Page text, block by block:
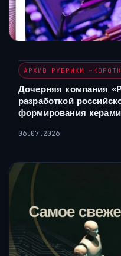
АРХИВ РУБРИКИ
Дочерняя компания
разработкой
формирования
06.07.2026